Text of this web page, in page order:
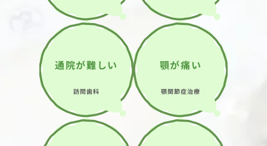
通院が難しい
訪問歯科
顎が痛い
顎関節症治療